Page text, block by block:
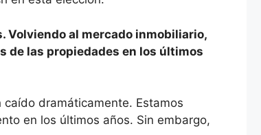
Volviendo al mercado inmobiliario,
de las propiedades en los últimos
dramáticamente. Estamos
en los últimos años. Sin embargo,